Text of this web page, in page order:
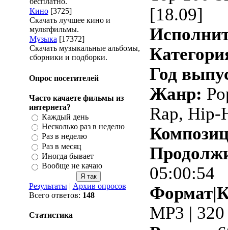
Кино [3725]
Скачать лучшее кино и
мультфильмы.
Музыка [17372]
Скачать музыкальные альбомы,
сборники и подборки.
Опрос посетителей
Часто качаете фильмы из
интернета?
Каждый день
Несколько раз в неделю
Раз в неделю
Раз в месяц
Иногда бывает
Вообще не качаю
Результаты| Архив опросов
Всего ответов: 148
Статистика
[18.09]
Год
Жанр:
Rap, Hip-
05:00:54
MP3 |